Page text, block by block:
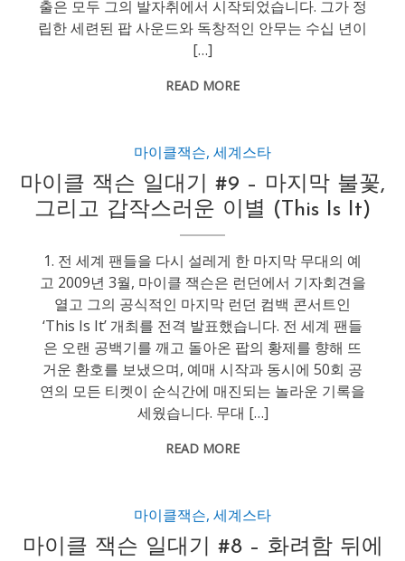
출은 모두 그의 발자취에서 시작되었습니다. 그가 정
립한 세련된 팝 사운드와 독창적인 안무는 수십 년이
[…]
READ MORE
마이클잭슨,세계스타
마이클 잭슨 일대기 #9 – 마지막 불꽃,
그리고 갑작스러운 이별 (This Is It)
1. 전 세계 팬들을 다시 설레게 한 마지막 무대의 예
고 2009년 3월, 마이클 잭슨은 런던에서 기자회견을
열고 그의 공식적인 마지막 런던 컴백 콘서트인
‘This Is It’ 개최를 전격 발표했습니다. 전 세계 팬들
은 오랜 공백기를 깨고 돌아온 팝의 황제를 향해 뜨
거운 환호를 보냈으며, 예매 시작과 동시에 50회 공
연의 모든 티켓이 순식간에 매진되는 놀라운 기록을
세웠습니다. 무대 […]
READ MORE
마이클잭슨,세계스타
마이클 잭슨 일대기 #8 – 화려함 뒤에